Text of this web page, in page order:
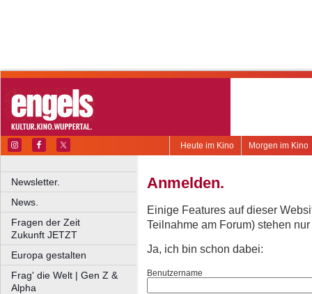
Morgen im Kino
Heute im Kino
Newsletter.
News.
Fragen der Zeit
Zukunft JETZT
Europa gestalten
Frag' die Welt | Gen Z &
Alpha
Anmelden.
Einige Features auf dieser
Teilnahme am Forum) stehen
Ja, ich bin schon dabei:
Benutzername